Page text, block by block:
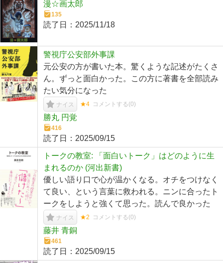
漫☆画太郎
135
読了日： 2025/11/18
警視庁公安部外事課
元公安の方が書いた本。驚くような記述がたくさ
ん。ずっと面白かった。この方に著書を全部読み
たい気分になった
ナイス ★4 コメントする(0)
勝丸 円覚
416
読了日： 2025/09/15
トークの教室: 「面白いトーク」はどのように生
まれるのか (河出新書)
優しい語り口で心が温かくなる。オチをつけなく
て良い、という言葉に救われる。ニンに合ったト
ークをしようと強くて思った。読んで良かった
ナイス ★2 コメントする(0)
藤井 青銅
461
読了日： 2025/09/15